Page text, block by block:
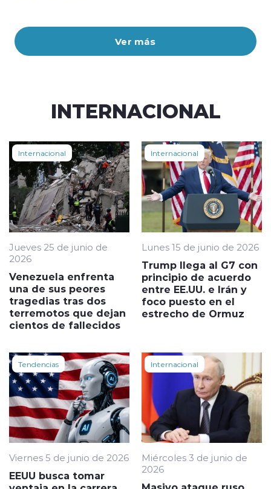
Ver más
INTERNACIONAL
Internacional
Jueves 25 de junio de
2026
Venezuela enfrenta
una de sus peores
tragedias tras dos
terremotos que dejan
cientos de fallecidos
Internacional
Lunes 15 de junio de 2026
Trump llega al G7 con
principio de acuerdo
entre EE.UU. e Irán y
foco puesto en el
estrecho de Ormuz
Tendencias
Viernes 5 de junio de 2026
EEUU busca tomar
Internacional
Miércoles 3 de junio de
2026